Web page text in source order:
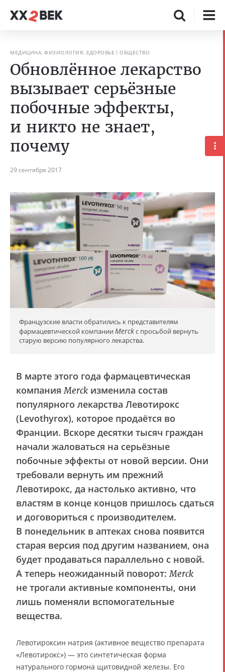
МЕДИЦИНА, ФИЗИОЛОГИЯ, ЗДОРОВЬЕ ОБЩЕСТВО
Обновлённое лекарство
вызывает серьёзные
побочные эффекты,
и никто не знает,
почему
29 сентября 2017
Французские власти обратились к представителям
фармацевтической компании Merckс просьбой вернуть
старую версию популярного лекарства.
В марте этого года фармацевтическая
компания Merck изменила состав
популярного лекарства Левотирокс
(Levothyrox), которое продаётся во
Франции. Вскоре десятки тысяч граждан
начали жаловаться на серьёзные
побочные эффекты от новой версии. Они
требовали вернуть им прежний
Левотирокс, да настолько активно, что
властям в конце концов пришлось сдаться
и договориться с производителем.
В понедельник в аптеках снова появится
старая версия под другим названием, она
будет продаваться параллельно с новой.
А теперь неожиданный поворот: Merck
не трогали активные компоненты, они
лишь поменяли вспомогательные
вещества.
Левотироксин натрия (активное вещество препарата
«Левотирокс») — это синтетическая форма
натурального гормона щитовидной железы. Его